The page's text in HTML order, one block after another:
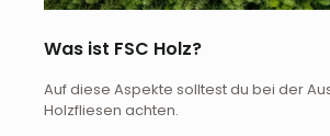
Was ist FSC Holz?
Auf diese Aspekte solltest du bei der
Holzfliesen achten.